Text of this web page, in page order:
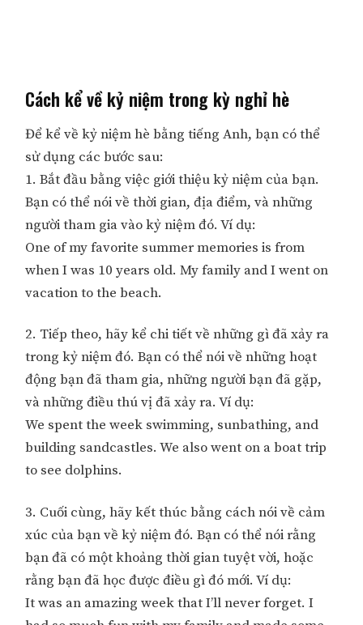
Cách kể về kỷ niệm trong kỳ nghỉ hè
Để kể về kỷ niệm hè bằng tiếng Anh, bạn có thể
sử dụng các bước sau:
1. Bắt đầu bằng việc giới thiệu kỷ niệm của bạn.
Bạn có thể nói về thời gian, địa điểm, và những
người tham gia vào kỷ niệm đó. Ví dụ:
One of my favorite summer memories is from
when I was 10 years old. My family and I went on
vacation to the beach.
2. Tiếp theo, hãy kể chi tiết về những gì đã xảy ra
trong kỷ niệm đó. Bạn có thể nói về những hoạt
động bạn đã tham gia, những người bạn đã gặp,
và những điều thú vị đã xảy ra. Ví dụ:
We spent the week swimming, sunbathing, and
building sandcastles. We also went on a boat trip
to see dolphins.
3. Cuối cùng, hãy kết thúc bằng cách nói về cảm
xúc của bạn về kỷ niệm đó. Bạn có thể nói rằng
bạn đã có một khoảng thời gian tuyệt vời, hoặc
rằng bạn đã học được điều gì đó mới. Ví dụ:
It was an amazing week that I’ll never forget. I